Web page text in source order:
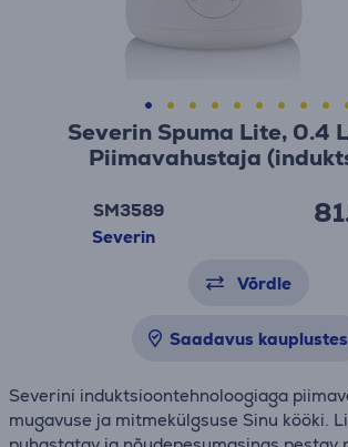
Severin Spuma Lite, 0.4
Piimavahustaja
SM3589
Severin
Võrdle
Saadavus kauplustes
Severini induktsioontehnoloogiaga
mugavuse ja mitmekülgsuse Sinu kööki.